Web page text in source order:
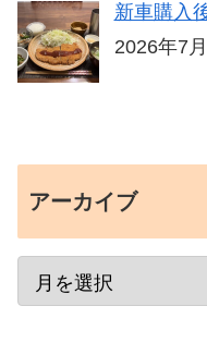
新車購入
2026年7
アーカイブ